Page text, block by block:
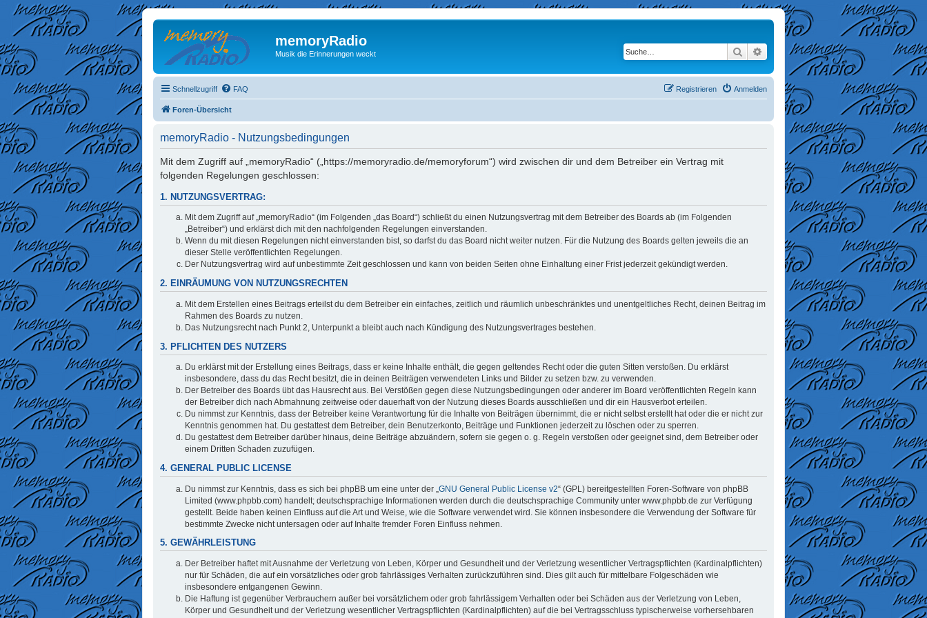
memoryRadio
Musik die Erinnerungen weckt Suche Erweiterte Suche
Schnellzugriff FAQ Anmelden
Registrieren
Foren-Übersicht
memoryRadio - Nutzungsbedingungen
Mit dem Zugriff auf „memoryRadio“ („https://memoryradio.de/memoryforum“) wird zwischen dir und dem Betreiber ein Vertrag mit
folgenden Regelungen geschlossen:
1. NUTZUNGSVERTRAG:
Mit dem Zugriff auf „memoryRadio“ (im Folgenden „das Board“) schließt du einen Nutzungsvertrag mit dem Betreiber des Boards ab (im Folgenden
„Betreiber“) und erklärst dich mit den nachfolgenden Regelungen einverstanden.
Wenn du mit diesen Regelungen nicht einverstanden bist, so darfst du das Board nicht weiter nutzen. Für die Nutzung des Boards gelten jeweils die an
dieser Stelle veröffentlichten Regelungen.
Der Nutzungsvertrag wird auf unbestimmte Zeit geschlossen und kann von beiden Seiten ohne Einhaltung einer Frist jederzeit gekündigt werden.
2. EINRÄUMUNG VON NUTZUNGSRECHTEN
Mit dem Erstellen eines Beitrags erteilst du dem Betreiber ein einfaches, zeitlich und räumlich unbeschränktes und unentgeltliches Recht, deinen Beitrag im
Rahmen des Boards zu nutzen.
Das Nutzungsrecht nach Punkt 2, Unterpunkt a bleibt auch nach Kündigung des Nutzungsvertrages bestehen.
3. PFLICHTEN DES NUTZERS
Du erklärst mit der Erstellung eines Beitrags, dass er keine Inhalte enthält, die gegen geltendes Recht oder die guten Sitten verstoßen. Du erklärst
insbesondere, dass du das Recht besitzt, die in deinen Beiträgen verwendeten Links und Bilder zu setzen bzw. zu verwenden.
Der Betreiber des Boards übt das Hausrecht aus. Bei Verstößen gegen diese Nutzungsbedingungen oder anderer im Board veröffentlichten Regeln kann
der Betreiber dich nach Abmahnung zeitweise oder dauerhaft von der Nutzung dieses Boards ausschließen und dir ein Hausverbot erteilen.
Du nimmst zur Kenntnis, dass der Betreiber keine Verantwortung für die Inhalte von Beiträgen übernimmt, die er nicht selbst erstellt hat oder die er nicht zur
Kenntnis genommen hat. Du gestattest dem Betreiber, dein Benutzerkonto, Beiträge und Funktionen jederzeit zu löschen oder zu sperren.
Du gestattest dem Betreiber darüber hinaus, deine Beiträge abzuändern, sofern sie gegen o. g. Regeln verstoßen oder geeignet sind, dem Betreiber oder
einem Dritten Schaden zuzufügen.
4. GENERAL PUBLIC LICENSE
Du nimmst zur Kenntnis, dass es sich bei phpBB um eine unter der „ GNU General Public License v2“ (GPL) bereitgestellten Foren-Software von phpBB
Limited (www.phpbb.com) handelt; deutschsprachige Informationen werden durch die deutschsprachige Community unter www.phpbb.de zur Verfügung
gestellt. Beide haben keinen Einfluss auf die Art und Weise, wie die Software verwendet wird. Sie können insbesondere die Verwendung der Software für
bestimmte Zwecke nicht untersagen oder auf Inhalte fremder Foren Einfluss nehmen.
5. GEWÄHRLEISTUNG
Der Betreiber haftet mit Ausnahme der Verletzung von Leben, Körper und Gesundheit und der Verletzung wesentlicher Vertragspflichten (Kardinalpflichten)
nur für Schäden, die auf ein vorsätzliches oder grob fahrlässiges Verhalten zurückzuführen sind. Dies gilt auch für mittelbare Folgeschäden wie
insbesondere entgangenen Gewinn.
Die Haftung ist gegenüber Verbrauchern außer bei vorsätzlichem oder grob fahrlässigem Verhalten oder bei Schäden aus der Verletzung von Leben,
Körper und Gesundheit und der Verletzung wesentlicher Vertragspflichten (Kardinalpflichten) auf die bei Vertragsschluss typischerweise vorhersehbaren